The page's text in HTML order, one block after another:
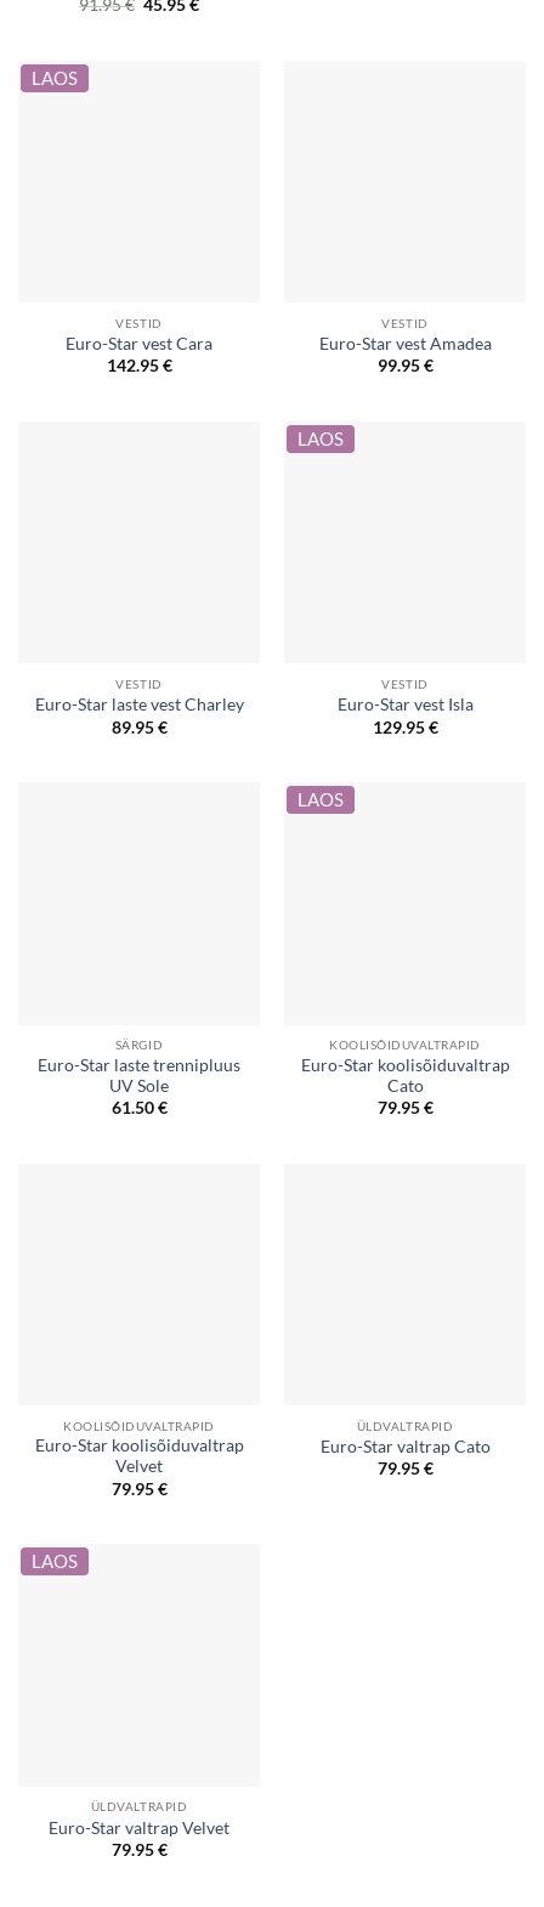
91.95€ 45.95€
LAOS
VESTID
Euro-Star vest Cara
142.95€
VESTID
Euro-Star vest Amadea
99.95€
VESTID
Euro-Star laste vest Charley
89.95€
LAOS
VESTID
Euro-Star vest Isla
129.95€
SÄRGID
Euro-Star laste trennipluus
UV Sole
61.50€
LAOS
KOOLISÕIDUVALTRAPID
Euro-Star koolisõiduvaltrap
Cato
79.95€
KOOLISÕIDUVALTRAPID
Euro-Star koolisõiduvaltrap
Velvet
79.95€
ÜLDVALTRAPID
Euro-Star valtrap Cato
79.95€
LAOS
ÜLDVALTRAPID
Euro-Star valtrap Velvet
79.95€